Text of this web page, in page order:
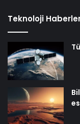
Teknoloji